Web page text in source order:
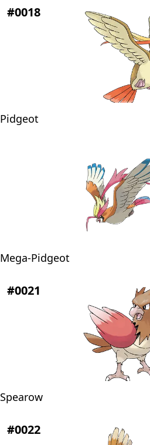
#0018
Pidgeot
Mega-Pidgeot
#0021
Spearow
#0022